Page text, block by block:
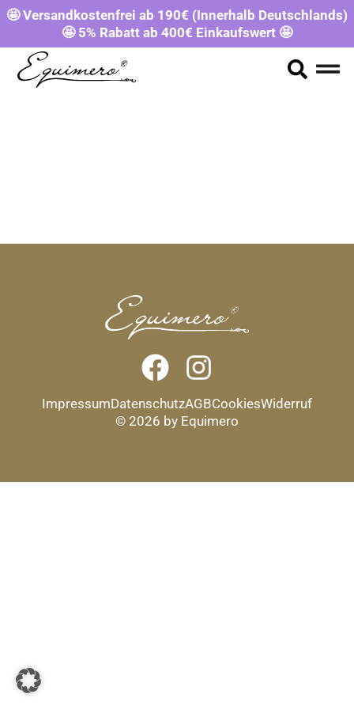
🤩 Versandkostenfrei ab 190€ (Innerhalb Deutschlands)
🤩 5% Rabatt ab 400€ Einkaufswert 🤩
ImpressumDatenschutzAGBCookiesWiderruf
© 2026 by Equimero